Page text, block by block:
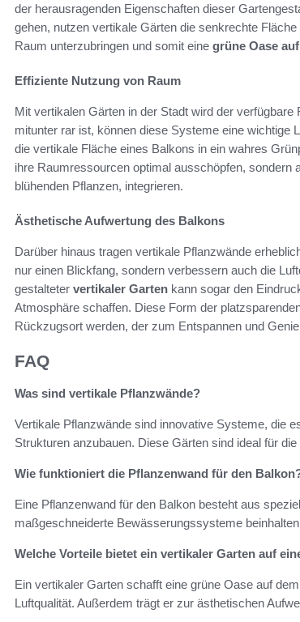
der herausragenden Eigenschaften dieser
gehen, nutzen vertikale Gärten die senkrechte
Raum unterzubringen und somit eine grüne Oase
Effiziente Nutzung von Raum
Mit vertikalen Gärten in der Stadt wird der
mitunter rar ist, können diese Systeme eine wichtige
die vertikale Fläche eines Balkons in ein wahres
ihre Raumressourcen optimal ausschöpfen, sondern
blühenden Pflanzen, integrieren.
Ästhetische Aufwertung des Balkons
Darüber hinaus tragen vertikale Pflanzwände
nur einen Blickfang, sondern verbessern auch die
gestalteter vertikaler Garten kann sogar den
Atmosphäre schaffen. Diese Form der
Rückzugsort werden, der zum Entspannen und
FAQ
Was sind vertikale Pflanzwände?
Vertikale Pflanzwände sind innovative Systeme, die
Strukturen anzubauen. Diese Gärten sind ideal für
Wie funktioniert die Pflanzenwand für den
Eine Pflanzenwand für den Balkon besteht aus
maßgeschneiderte Bewässerungssysteme
Welche Vorteile bietet ein vertikaler Garten auf
Ein vertikaler Garten schafft eine grüne Oase auf
Luftqualität. Außerdem trägt er zur ästhetischen